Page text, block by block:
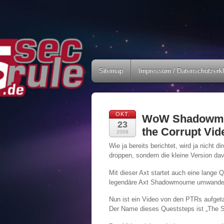
Sitemap Impressum /
OKT.
23
2009
WoW
the Corrupt
Wie ja bereits berichtet, wird ja nicht
droppen, sondern die kleine Version
Mit dieser Axt startet auch eine lange
legendäre Axt Shadowmourne
Nun ist ein Video von den PTRs
Der Name dieses Queststeps ist „The